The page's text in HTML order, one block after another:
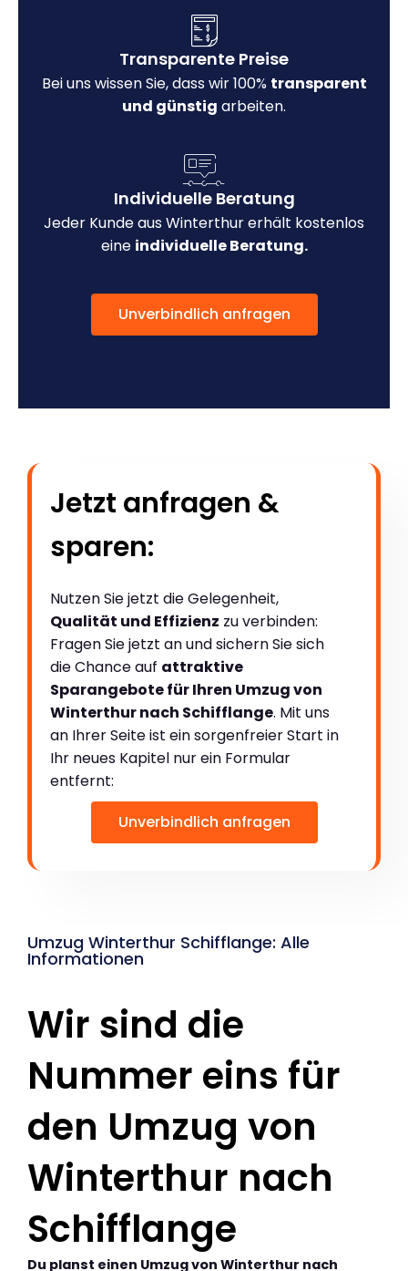
Transparente Preise
Bei uns wissen Sie, dass wir 100% transparent
und günstig arbeiten.
Individuelle Beratung
Jeder Kunde aus Winterthur erhält kostenlos
eine individuelle Beratung.
Unverbindlich anfragen
Jetzt anfragen &
sparen:
Nutzen Sie jetzt die Gelegenheit,
Qualität und Effizienz zu verbinden:
Fragen Sie jetzt an und sichern Sie sich
die Chance auf attraktive
Sparangebote für Ihren Umzug von
Winterthur nach Schifflange. Mit uns
an Ihrer Seite ist ein sorgenfreier Start in
Ihr neues Kapitel nur ein Formular
entfernt:
Unverbindlich anfragen
Umzug Winterthur Schifflange: Alle
Informationen
Wir sind die
Nummer eins für
den Umzug von
Winterthur nach
Schifflange
Du planst einen Umzug von Winterthur nach